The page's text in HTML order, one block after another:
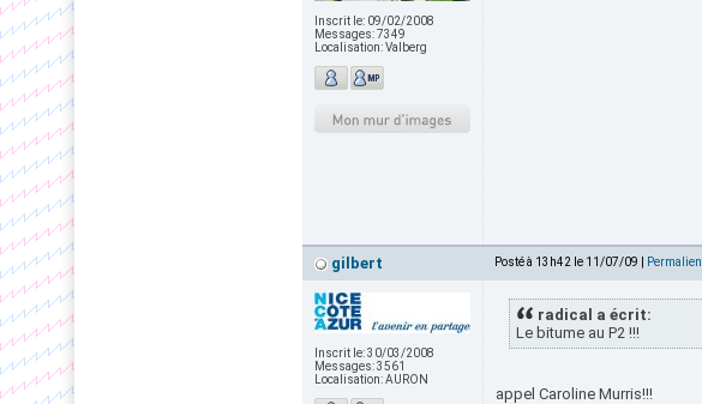
Inscrit le: 09/02/2008
Messages:7349
Localisation:Valberg
gilbert Posté à 13h42 le 11/07/09 | Permalien
Inscrit le:30/03/2008
Messages:3561
Localisation:AURON
radical a écrit:
Le bitume au P2 !!!
appel Caroline Murris!!!